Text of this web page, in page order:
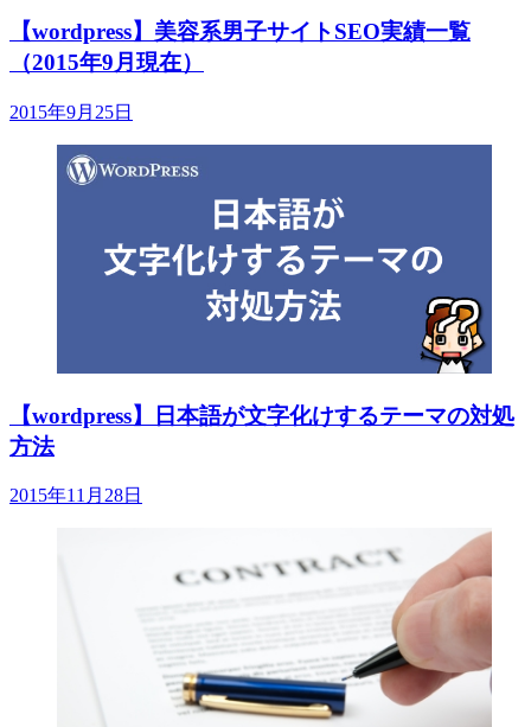
【wordpress】美容系男子サイトSEO実績一覧
（2015年9月現在）
2015年9月25日
【wordpress】日本語が文字化けするテーマの対処
方法
2015年11月28日